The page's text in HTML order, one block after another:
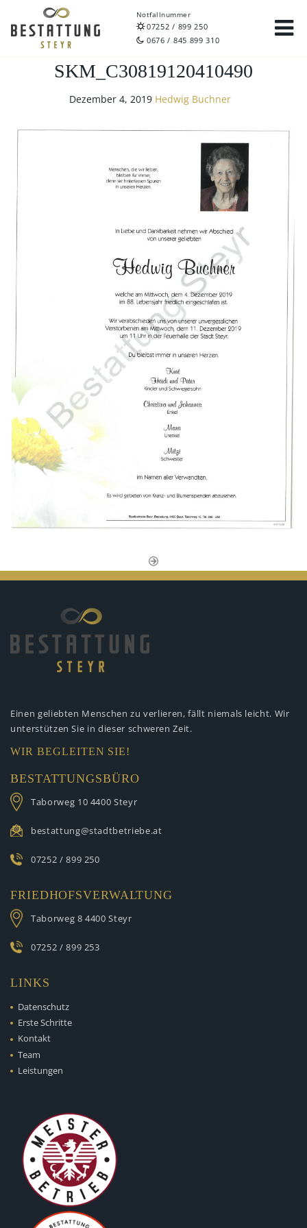
Notfallnummer
07252 / 899 250
0676 / 845 899 310
SKM_C30819120410490
Dezember 4, 2019 Hedwig Buchner
Einen geliebten Menschen zu verlieren, fällt niemals leicht. Wir
unterstützen Sie in dieser schweren Zeit.
WIR BEGLEITEN SIE!
BESTATTUNGSBÜRO
Taborweg 10 4400 Steyr
bestattung@stadtbetriebe.at
07252 / 899 250
FRIEDHOFSVERWALTUNG
Taborweg 8 4400 Steyr
07252 / 899 253
LINKS
Datenschutz
Erste Schritte
Kontakt
Team
Leistungen